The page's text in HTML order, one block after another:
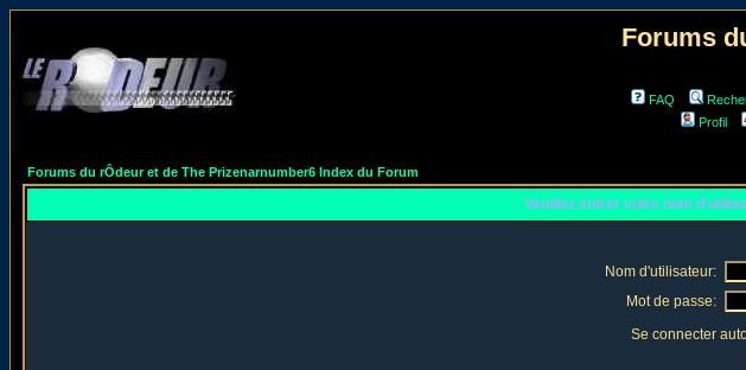
Forums
FAQ
Profil
Forums du rÔdeur et de The Prizenarnumber6 Index du Forum
Veuillez entrer votre nom
Nom d'utilisateur:
Mot de passe:
Se connecter